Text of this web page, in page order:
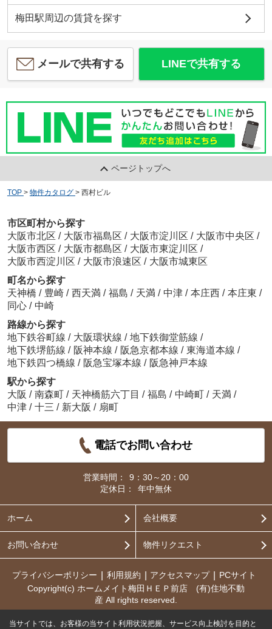
梅田駅周辺の賃貸を探す
メールで共有する LINEで共有する
ページトップへ
TOP > 物件カタログ > 西村ビル
市区町村から探す
大阪市北区 / 大阪市福島区 / 大阪市淀川区 / 大阪市中央区 /
大阪市西区 / 大阪市都島区 / 大阪市東淀川区 /
大阪市西淀川区 / 大阪市浪速区 / 大阪市城東区
町名から探す
天神橋 / 豊崎 / 西天満 / 福島 / 天満 / 中津 / 本庄西 / 本庄東 /
同心 / 中崎
路線から探す
地下鉄谷町線 / 大阪環状線 / 地下鉄御堂筋線 /
地下鉄堺筋線 / 阪神本線 / 阪急京都本線 / 東海道本線 /
地下鉄四つ橋線 / 阪急宝塚本線 / 阪急神戸本線
駅から探す
大阪 / 南森町 / 天神橋筋六丁目 / 福島 / 中崎町 / 天満 /
中津 / 十三 / 新大阪 / 扇町
電話でお問い合わせ
営業時間：
9：30～20：00
定休日：
年中無休
ホーム 会社概要
お問い合わせ 物件リクエスト
プライバシーポリシー 利用規約 アクセスマップ
PCサイト
Copyright(c) ホームメイト梅田ＨＥＰ前店 (有)住地不動
産 All rights reserved.
当サイトでは、お客様の当サイト利用状況把握、サービス向上検討を目的と